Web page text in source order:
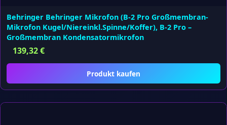
Behringer Behringer Mikrofon (B-2 Pro Großmembran-
Mikrofon Kugel/Niereinkl.Spinne/Koffer), B-2 Pro –
Großmembran Kondensatormikrofon
139,32€
Produkt kaufen